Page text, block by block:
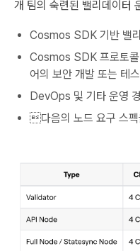
개 팀의 숙련된 밸리데이터
Cosmos SDK 기반 밸
Cosmos SDK 프로토콜
어의 보안 개발 또는 테
DevOps 및 기타 운영
다음의 노드 요구 스펙